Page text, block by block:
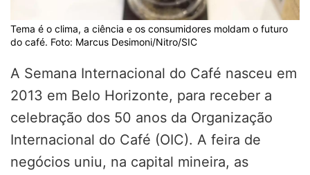
Tema é o clima, a ciência e os consumidores moldam o futuro
do café. Foto: Marcus Desimoni/Nitro/SIC
A Semana Internacional do Café nasceu em
2013 em Belo Horizonte, para receber a
celebração dos 50 anos da Organização
Internacional do Café (OIC). A feira de
negócios uniu, na capital mineira, as